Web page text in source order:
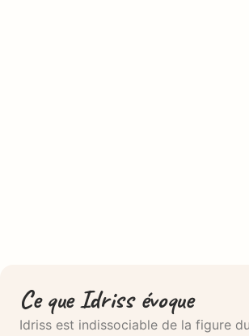
Ce que Idriss évoque
Idriss est indissociable de la figure